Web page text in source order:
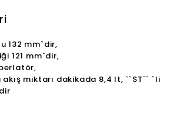
132 mm`dir,
121 mm`dir,
perlatör,
miktarı dakikada 8,4 lt, ``ST`` `li